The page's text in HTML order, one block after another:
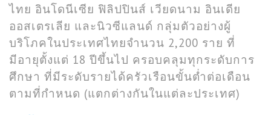
ไทย อินโดนีเซีย ฟิลิปปินส์ เวียดนาม อินเดีย
ออสเตรเลีย และนิวซีแลนด์ กลุ่มตัวอย่างผู้
บริโภคในประเทศไทยจำนวน 2,200 ราย ที่
มีอายุตั้งแต่ 18 ปีขึ้นไป ครอบคลุมทุกระดับการ
ศึกษา ที่มีระดับรายได้ครัวเรือนขั้นต่ำต่อเดือน
ตามที่กำหนด (แตกต่างกันในแต่ละประเทศ)